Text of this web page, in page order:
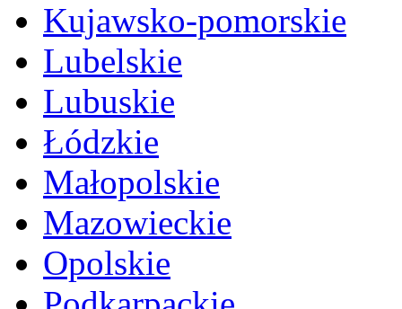
Kujawsko-pomorskie
Lubelskie
Lubuskie
Łódzkie
Małopolskie
Mazowieckie
Opolskie